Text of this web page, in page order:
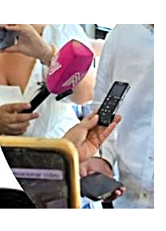
Castro Almaguer Jornada Médica
De Las Bancas Del Hospital
200 Motocicletas En Operativos
Horario De Atención En Bahía De
Encuentra En Pausa Por Crecimiento
Inspecciones Nocturnas A
6 Estados Suspenden Clases Este
La Recolección De La Basura
Afectaciones, Según El Gobierno
Vallarta Pide Evitar La Rapiña En
Calcinados En Bahía De Banderas